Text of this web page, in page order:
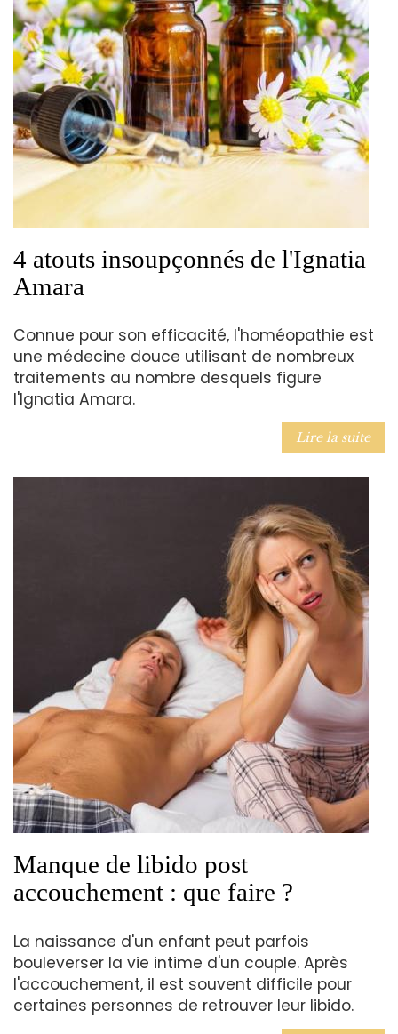
4 atouts insoupçonnés de l'Ignatia
Amara
Connue pour son efficacité, l'homéopathie est
une médecine douce utilisant de nombreux
traitements au nombre desquels figure
l'Ignatia Amara.
Lire la suite
Manque de libido post
accouchement : que faire ?
La naissance d'un enfant peut parfois
bouleverser la vie intime d'un couple. Après
l'accouchement, il est souvent difficile pour
certaines personnes de retrouver leur libido.